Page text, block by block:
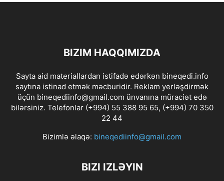
BIZIM HAQQIMIZDA
Sayta aid materiallardan istifadə edərkən bineqedi.info
saytına istinad etmək məcburidir. Reklam yerləşdirmək
üçün bineqediinfo@gmail.com ünvanına müraciət edə
bilərsiniz. Telefonlar (+994) 55 388 95 65, (+994) 70 350
22 44
Bizimlə əlaqə: bineqediinfo@gmail.com
BIZI IZLƏYIN